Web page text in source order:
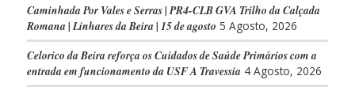
Caminhada Por Vales e Serras | PR4-CLB GVA Trilho da Calçada
Romana | Linhares da Beira | 15 de agosto 5 Agosto, 2026
Celorico da Beira reforça os Cuidados de Saúde Primários com a
entrada em funcionamento da USF A Travessia 4 Agosto, 2026